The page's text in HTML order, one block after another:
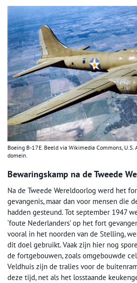
Boeing B-17E. Beeld via Wikimedia Commons, U.S.
domein.
Bewaringskamp na de Tweede
Na de Tweede Wereldoorlog werd het
gevangenis, maar dan voor mensen die
hadden gesteund. Tot september 1947
‘foute Nederlanders’ op het fort
vooral in het noorden van de Stelling,
dit doel gebruikt. Vaak zijn hier nog
de fortgebouwen, zoals omgebouwde
Veldhuis zijn de tralies voor de
deze tijd, net als het losstaande